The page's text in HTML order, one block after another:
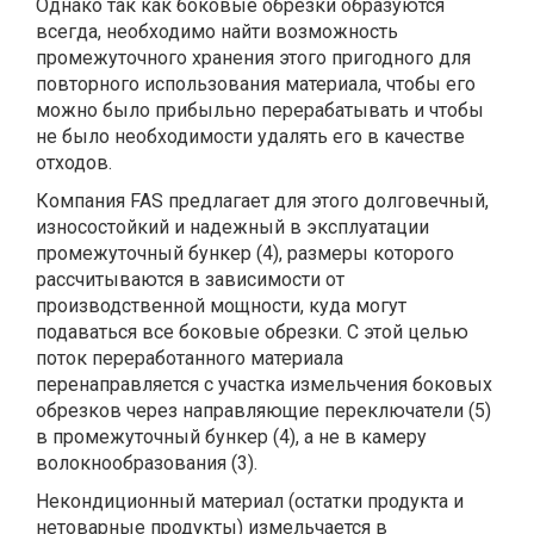
Однако так как боковые обрезки образуются
всегда, необходимо найти возможность
промежуточного хранения этого пригодного для
повторного использования материала, чтобы его
можно было прибыльно перерабатывать и чтобы
не было необходимости удалять его в качестве
отходов.
Компания FAS предлагает для этого долговечный,
износостойкий и надежный в эксплуатации
промежуточный бункер (4), размеры которого
рассчитываются в зависимости от
производственной мощности, куда могут
подаваться все боковые обрезки. С этой целью
поток переработанного материала
перенаправляется с участка измельчения боковых
обрезков через направляющие переключатели (5)
в промежуточный бункер (4), а не в камеру
волокнообразования (3).
Некондиционный материал (остатки продукта и
нетоварные продукты) измельчается в